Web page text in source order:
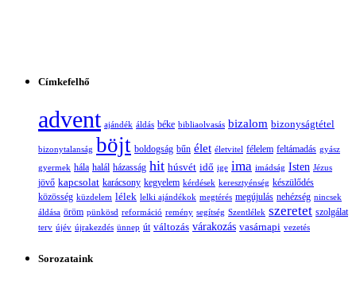
Címkefelhő
advent ajándék áldás béke bibliaolvasás bizalom bizonyságtétel
bizonytalanság böjt boldogság bűn élet életvitel félelem feltámadás gyász
gyermek hála halál házasság hit húsvét idő ige ima imádság Isten Jézus
jövő kapcsolat karácsony kegyelem kérdések keresztyénség készülődés
közösség küzdelem lélek lelki ajándékok megtérés megújulás nehézség nincsek
áldása öröm pünkösd reformáció remény segítség Szentlélek szeretet szolgálat
terv újév újrakezdés ünnep út változás várakozás vasárnapi vezetés
Sorozataink